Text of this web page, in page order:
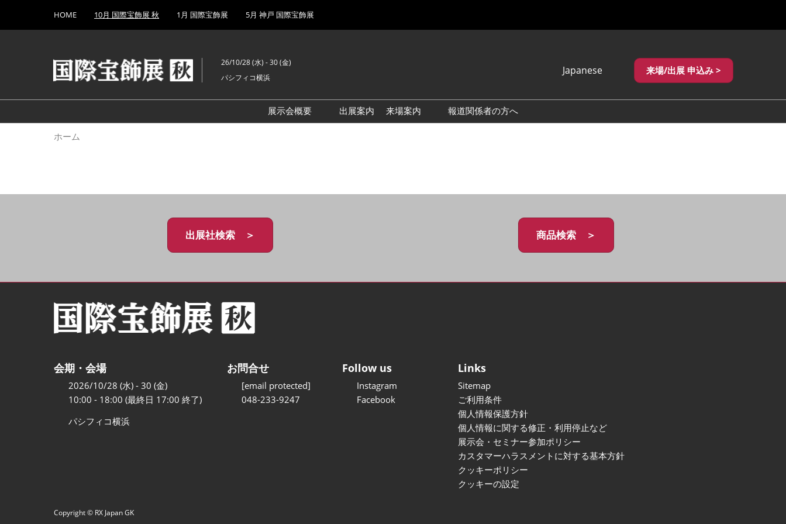
キ
し
て
to
HOME 10月 国際宝飾展 秋 1月 国際宝飾展 5月 神戸 国際宝飾展
26/10/28 (水) - 30 (金)
パシフィコ横浜
Japanese
繁體中文
来場/出展 申込み >
展示会概要
出展案内
来場案内
報道関係者の方へ
ホーム
出展社検索 ＞ 商品検索 ＞
会期・会場
2026/10/28 (水) - 30 (金)
10:00 - 18:00 (最終日 17:00 終了)
パシフィコ横浜
お問合せ
[email protected]
048-233-9247
Follow us
Instagram
Facebook
Links
Sitemap
ご利用条件
個人情報保護方針
個人情報に関する修正・利用停止など
展示会・セミナー参加ポリシー
カスタマーハラスメントに対する基本方針
クッキーポリシー
クッキーの設定
Copyright © RX Japan GK